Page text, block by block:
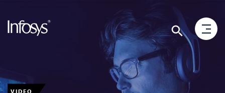
REPORT